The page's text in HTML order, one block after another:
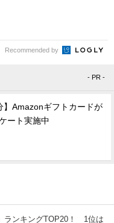
Recommended by
- PR -
】Amazonギフトカードが
ート実施中
ランキングTOP20！ 1位は